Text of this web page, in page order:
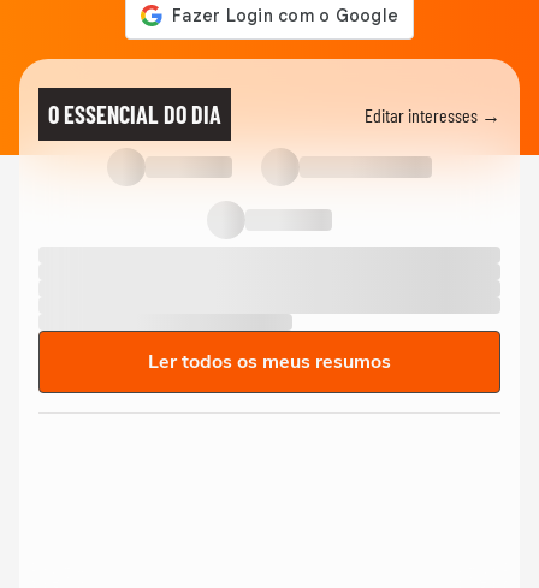
O ESSENCIAL DO DIA Editar interesses →
Ler todos os meus resumos